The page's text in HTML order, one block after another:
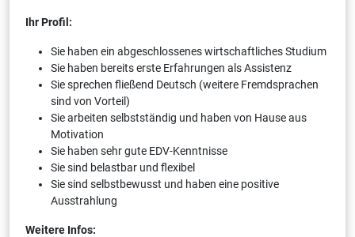
Ihr Profil:
Sie haben ein abgeschlossenes wirtschaftliches Studium
Sie haben bereits erste Erfahrungen als Assistenz
Sie sprechen fließend Deutsch (weitere Fremdsprachen
sind von Vorteil)
Sie arbeiten selbstständig und haben von Hause aus
Motivation
Sie haben sehr gute EDV-Kenntnisse
Sie sind belastbar und flexibel
Sie sind selbstbewusst und haben eine positive
Ausstrahlung
Weitere Infos: